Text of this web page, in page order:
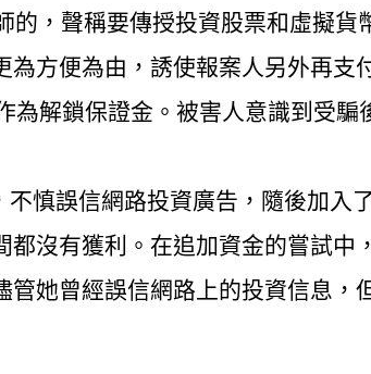
，聲稱要傳授投資股票和虛擬貨
方便為由，誘使報案人另外再支
解鎖保證金。被害人意識到受騙
慎誤信網路投資廣告，隨後加入
沒有獲利。在追加資金的嘗試中
她曾經誤信網路上的投資信息，